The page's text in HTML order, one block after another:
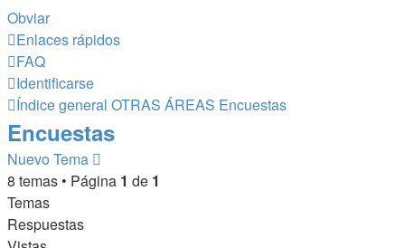
Obviar
Enlaces rápidos
FAQ
Identificarse
Índice general OTRAS ÁREAS Encuestas
Encuestas
Nuevo Tema
8 temas • Página 1 de 1
Temas
Respuestas